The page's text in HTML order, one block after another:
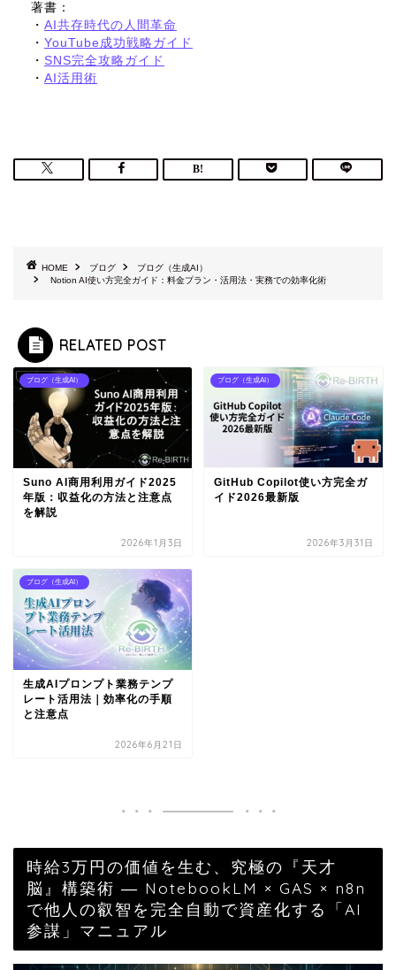
著書：
・ AI共存時代の人間革命
・ YouTube成功戦略ガイド
・ SNS完全攻略ガイド
・ AI活用術
HOME ブログ
ブログ（生成AI）
Notion AI使い方完全ガイド：料金プラン・活用法・実務での効率化術
RELATED POST
ブログ（生成AI）
Suno AI商用利用ガイド2025
年版：収益化の方法と注意点
を解説
2026年1月3日
ブログ（生成AI）
GitHub Copilot使い方完全ガ
イド2026最新版
2026年3月31日
ブログ（生成AI）
生成AIプロンプト業務テンプ
レート活用法｜効率化の手順
と注意点
2026年6月21日
時給3万円の価値を生む、究極の『天才
脳』構築術 ― NotebookLM × GAS × n8n
で他人の叡智を完全自動で資産化する「AI
参謀」マニュアル